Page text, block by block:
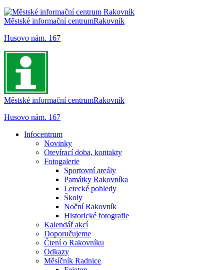
Městské informační centrumRakovník
Husovo nám. 167
Městské informační centrumRakovník
Husovo nám. 167
Infocentrum
Novinky
Otevírací doba, kontakty
Fotogalerie
Sportovní areály
Památky Rakovníka
Letecké pohledy
Školy
Noční Rakovník
Historické fotografie
Kalendář akcí
Doporučujeme
Čtení o Rakovníku
Odkazy
Měsíčník Radnice